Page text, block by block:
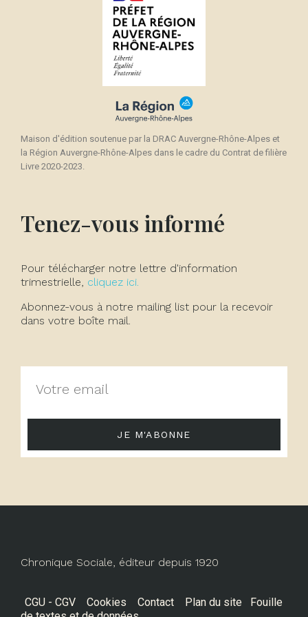
Maison d'édition soutenue par la DRAC Auvergne-Rhône-Alpes et
la Région Auvergne-Rhône-Alpes dans le cadre du Contrat de filière
Livre 2020-2023.
Tenez-vous informé
Pour télécharger notre lettre d'information
trimestrielle, cliquez ici.
Abonnez-vous à notre mailing list pour la recevoir
dans votre boîte mail.
JE M'ABONNE
Chronique Sociale, éditeur depuis 1920
CGU - CGV Cookies Contact Plan du site
Fouille